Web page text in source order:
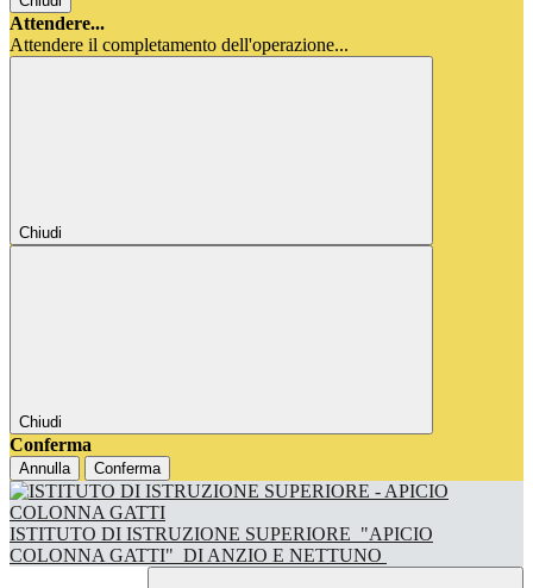
Attendere...
Attendere il completamento dell'operazione...
Chiudi
Chiudi
Conferma
Annulla Conferma
ISTITUTO DI ISTRUZIONE SUPERIORE "APICIO
COLONNA GATTI" DI ANZIO E NETTUNO